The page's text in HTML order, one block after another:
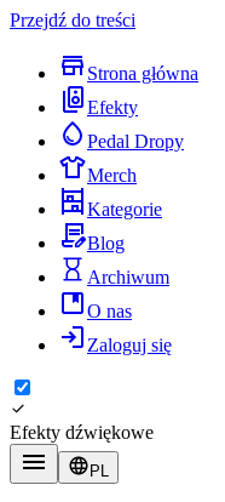
Przejdź do treści
Strona główna
Efekty
Pedal Dropy
Merch
Kategorie
Blog
Archiwum
O nas
Zaloguj się
Efekty dźwiękowe
PL